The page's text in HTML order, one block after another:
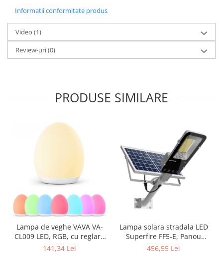
Informatii conformitate produs
Video (1)
Review-uri(0)
PRODUSE SIMILARE
Lampa de veghe VAVA VA-
CL009 LED, RGB, cu reglare
touch a Intensitatii, lumina
141,34 Lei
Lampa solara stradala LED
Superfire FF5-E, Panou
solar, Telecomanda, 897W,
456,55 Lei